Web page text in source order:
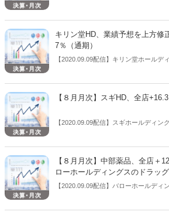
を公表した。それによると、売上は全
キリン堂HD、業績予想を上方修
7％（通期）
【2020.09.09配信】キリン堂ホールデ
踏まえ2020 年７月 10 日に公表した
た。2021 年２月期通期連結業績予想
2021 年２月 28 日）は、売上高は前回
へ、＋17.0％。経常利益は同41億
14.2％。純利益は同21億7000万円か
【８月月次】スギHD、全店
【2020.09.09配信】スギホールディン
た。それによると、全店ベースの売上
となった。既存店ベースの売上伸率は
パン事業が+2.3％となり、スギ薬局全
た。また、8⽉度は、新規出店として2
結果、8⽉末のスギグループの総拠点
【８月月次】中部薬品、全店＋
ローホールディングスのドラッグ
【2020.09.09配信】バローホールディ
した。それによると、中部薬品（416